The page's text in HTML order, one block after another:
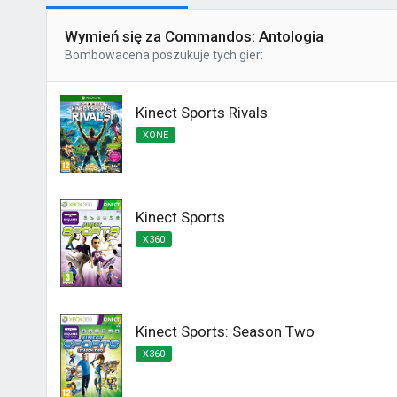
Wymień się za Commandos: Antologia
Bombowacena poszukuje tych gier:
Kinect Sports Rivals
XONE
Kinect Sports
X360
Kinect Sports: Season Two
X360